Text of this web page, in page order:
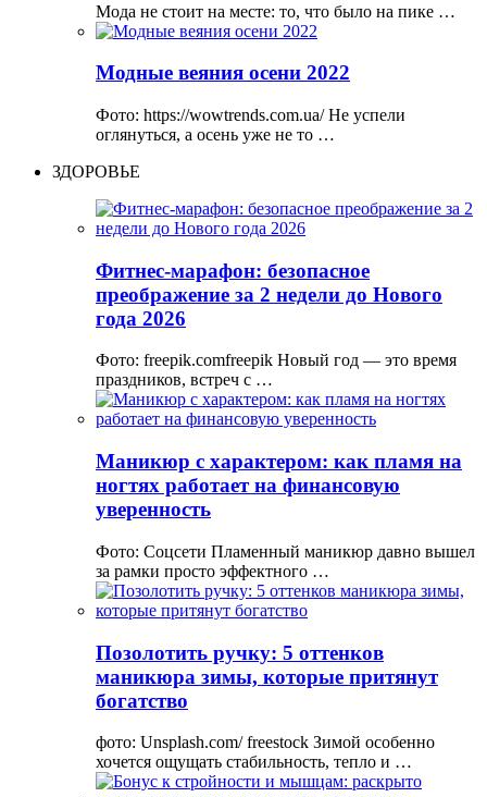
Мода не стоит на месте: то, что было на пике …
Модные веяния осени 2022
Фото: https://wowtrends.com.ua/ Не успели
оглянуться, а осень уже не то …
ЗДОРОВЬЕ
Фитнес-марафон: безопасное
преображение за 2 недели до Нового
года 2026
Фото: freepik.comfreepik Новый год — это время
праздников, встреч с …
Маникюр с характером: как пламя на
ногтях работает на финансовую
уверенность
Фото: Соцсети Пламенный маникюр давно вышел
за рамки просто эффектного …
Позолотить ручку: 5 оттенков
маникюра зимы, которые притянут
богатство
фото: Unsplash.com/ freestock Зимой особенно
хочется ощущать стабильность, тепло и …